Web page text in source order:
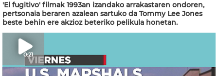
'El fugitivo' filmak 1993an izandako arrakastaren ondoren,
pertsonaia beraren azalean sartuko da Tommy Lee Jones
beste behin ere akzioz beteriko pelikula honetan.
0:21